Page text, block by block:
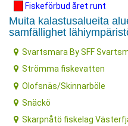
Fiskeförbud året runt
Muita kalastusalueita
samfällighet
Svartsmara By SFF
Strömma fiskevatten
Olofsnäs/Skinnarböle
Snäckö
Skarpnåtö fiskelag